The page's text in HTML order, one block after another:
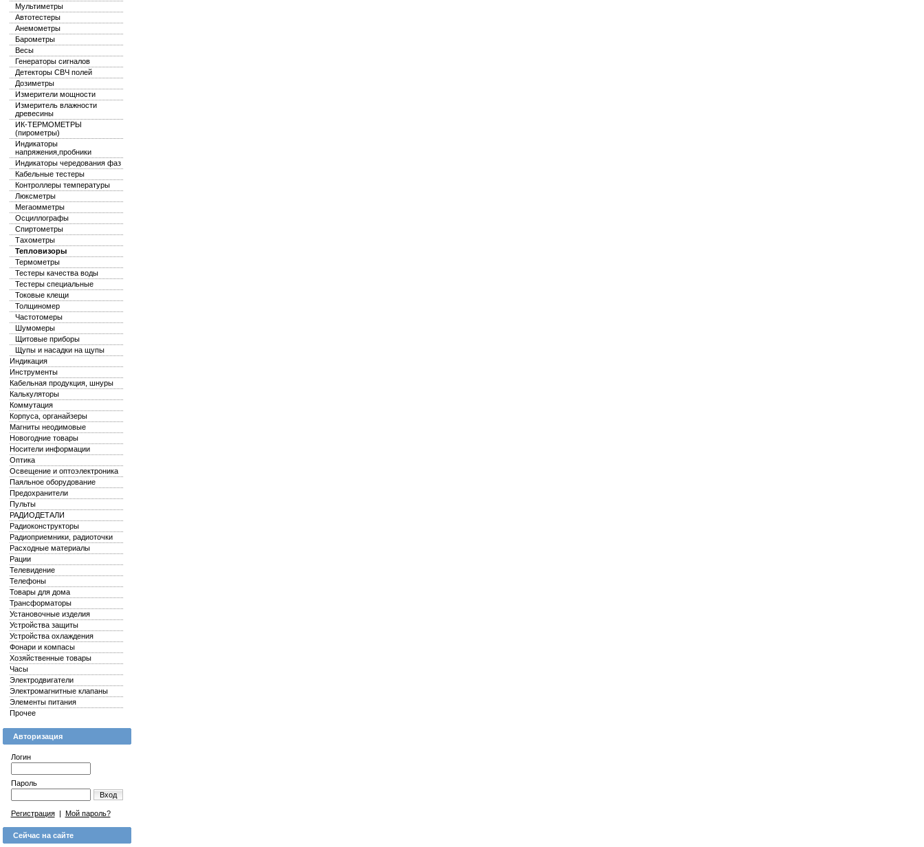
Mультиметры
Автотестеры
Анемометры
Барометры
Весы
Генераторы сигналов
Детекторы СВЧ полей
Дозиметры
Измерители мощности
Измеритель влажности
древесины
ИК-ТЕРМОМЕТРЫ
(пирометры)
Индикаторы
напряжения,пробники
Индикаторы чередования фаз
Кабельные тестеры
Контроллеры температуры
Люксметры
Мегаомметры
Осциллографы
Спиртометры
Тахометры
Тепловизоры
Термометры
Тестеры качества воды
Тестеры специальные
Токовые клещи
Толщиномер
Частотомеры
Шумомеры
Щитовые приборы
Щупы и насадки на щупы
Индикация
Инструменты
Кабельная продукция, шнуры
Калькуляторы
Коммутация
Корпуса, органайзеры
Магниты неодимовые
Новогодние товары
Носители информации
Оптика
Освещение и оптоэлектроника
Паяльное оборудование
Предохранители
Пульты
РАДИОДЕТАЛИ
Радиоконструкторы
Радиоприемники, радиоточки
Расходные материалы
Рации
Телевидение
Телефоны
Товары для дома
Трансформаторы
Установочные изделия
Устройства защиты
Устройства охлаждения
Фонари и компасы
Хозяйственные товары
Часы
Электродвигатели
Электромагнитные клапаны
Элементы питания
Прочее
Авторизация
Логин
Пароль
Вход
Регистрация| Мой пароль?
Сейчас на сайте